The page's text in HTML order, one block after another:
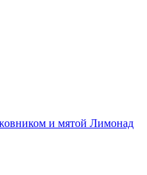
Лимонад